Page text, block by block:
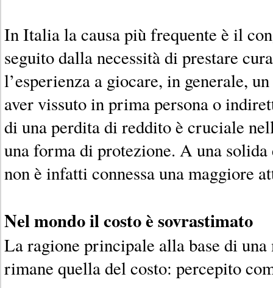
In Italia la causa più frequente è il
seguito dalla necessità di prestare
l’esperienza a giocare, in generale,
aver vissuto in prima persona o
di una perdita di reddito è cruciale
una forma di protezione. A una
non è infatti connessa una maggiore
Nel mondo il costo è sovrastimato
La ragione principale alla base di una
rimane quella del costo: percepito